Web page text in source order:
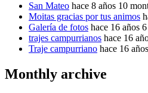
San Mateo hace 8 años 10
Moitas gracias por tus animos
Galería de fotos hace 16 años
trajes campurrianos hace 16
Traje campurriano hace 16
Monthly archive